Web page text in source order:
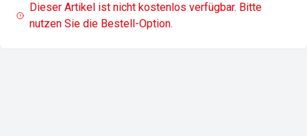
Dieser Artikel ist nicht kostenlos verfügbar. Bitte
nutzen Sie die Bestell-Option.